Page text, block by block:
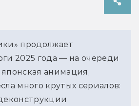
продолжает
2025 года — на очереди
анимация,
много крутых сериалов: